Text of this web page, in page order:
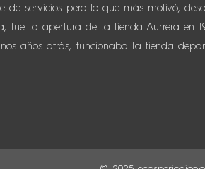
de servicios pero lo que más motivó,
fue la apertura de la tienda Aurrera en
años atrás, funcionaba la tienda